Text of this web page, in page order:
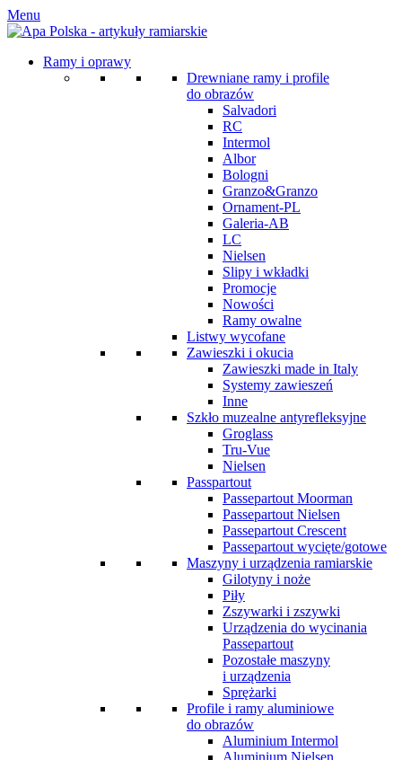
Menu
Ramy i oprawy
Drewniane ramy i profile
do obrazów
Salvadori
RC
Intermol
Albor
Bologni
Granzo&Granzo
Ornament-PL
Galeria-AB
LC
Nielsen
Slipy i wkładki
Promocje
Nowości
Ramy owalne
Listwy wycofane
Zawieszki i okucia
Zawieszki made in Italy
Systemy zawieszeń
Inne
Szkło muzealne antyrefleksyjne
Groglass
Tru-Vue
Nielsen
Passpartout
Passepartout Moorman
Passepartout Nielsen
Passepartout Crescent
Passepartout wycięte/gotowe
Maszyny i urządzenia ramiarskie
Gilotyny i noże
Piły
Zszywarki i zszywki
Urządzenia do wycinania
Passepartout
Pozostałe maszyny
i urządzenia
Sprężarki
Profile i ramy aluminiowe
do obrazów
Aluminium Intermol
Aluminium Nielsen